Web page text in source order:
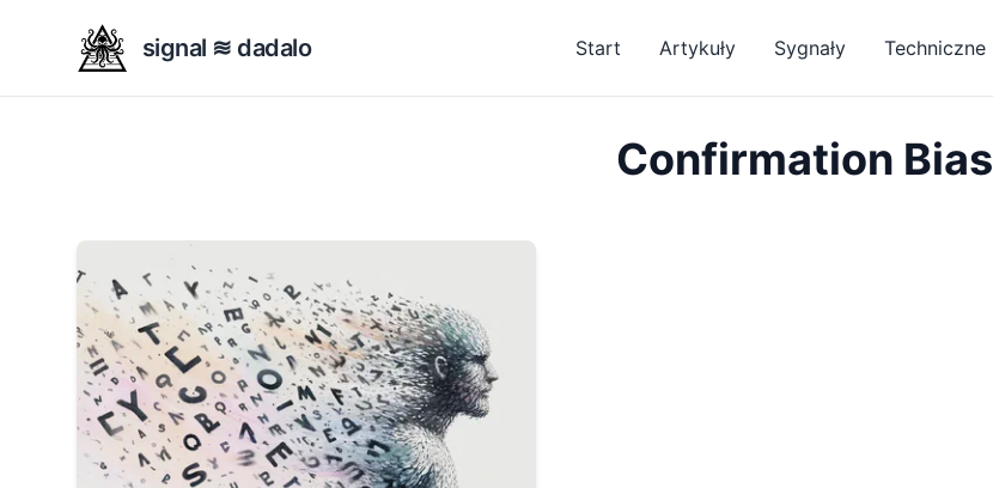
signal ≋ dadalo Start Artykuły Sygnały Techniczne
Confirmation Bias